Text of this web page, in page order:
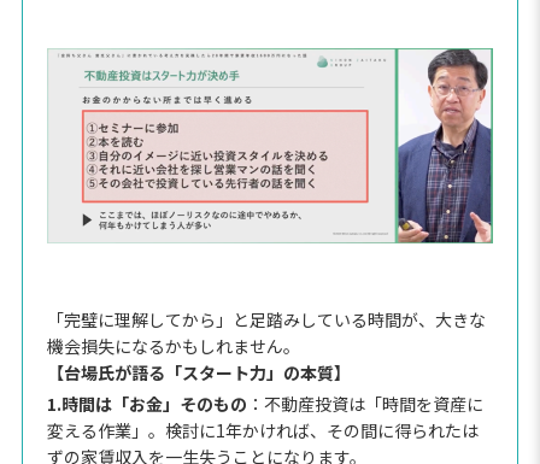
「完璧に理解してから」と足踏みしている時間が、大きな
機会損失になるかもしれません。
【台場氏が語る「スタート力」の本質】
1.時間は「お金」そのもの ：不動産投資は「時間を資産に
変える作業」。検討に1年かければ、その間に得られたは
ずの家賃収入を一生失うことになります。